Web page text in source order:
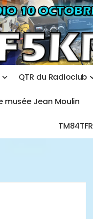
QTR du Radioclub
musée Jean Moulin
TM84TFR